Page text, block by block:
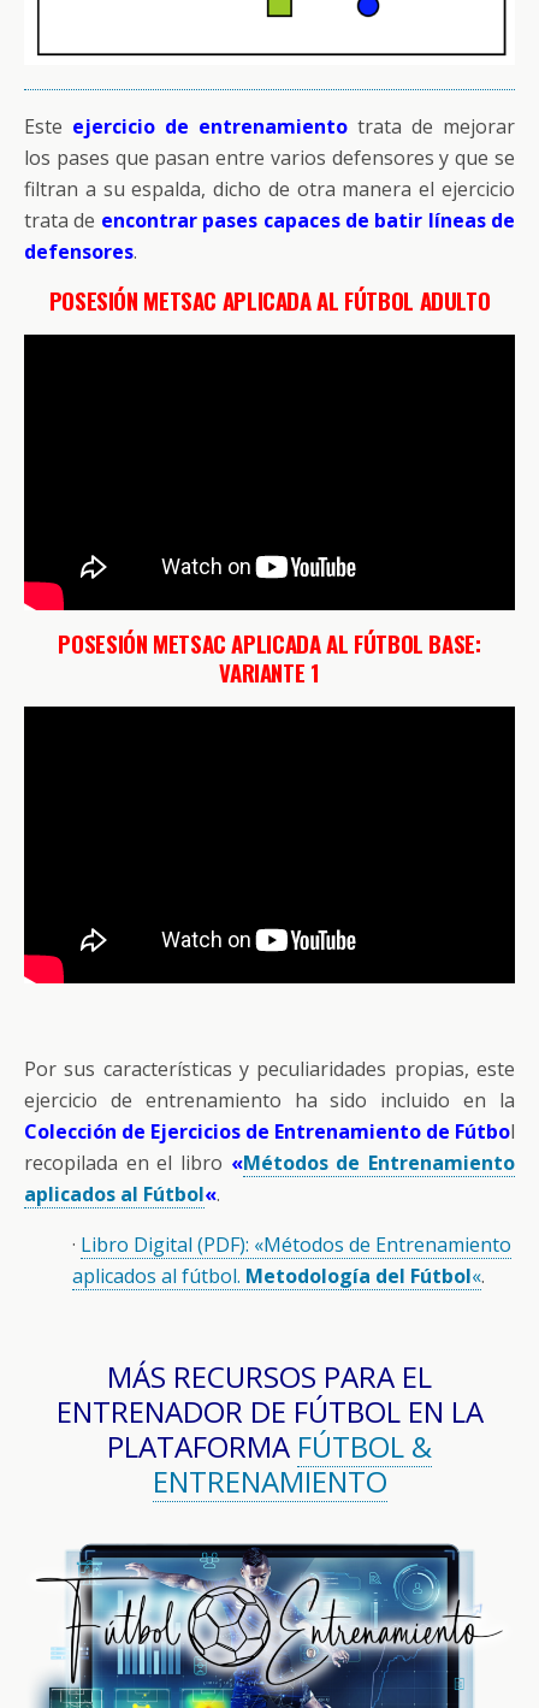
Este ejercicio de entrenamiento trata de mejorar
los pases que pasan entre varios defensores y que se
filtran a su espalda, dicho de otra manera el ejercicio
trata de encontrar pases capaces de batir líneas de
defensores.
POSESIÓN METSAC APLICADA AL FÚTBOL ADULTO
POSESIÓN METSAC APLICADA AL FÚTBOL BASE:
VARIANTE 1
Por sus características y peculiaridades propias, este
ejercicio de entrenamiento ha sido incluido en la
Colección de Ejercicios de Entrenamiento de Fútbol
recopilada en el libro «Métodos de Entrenamiento
aplicados al Fútbol«.
· Libro Digital (PDF): «Métodos de Entrenamiento
aplicados al fútbol. Metodología del Fútbol«.
MÁS RECURSOS PARA EL
ENTRENADOR DE FÚTBOL EN LA
PLATAFORMA FÚTBOL &
ENTRENAMIENTO